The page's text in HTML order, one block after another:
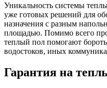
Уникальность системы
уже готовых решений для
назначения с разным
площадью. Помимо всего
теплый пол помогают
водостоков, иных
Гарантия на